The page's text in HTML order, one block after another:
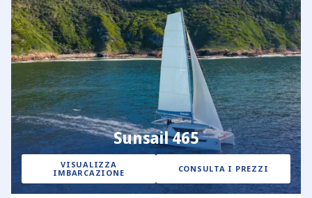
Sunsail 465
VISUALIZZA
IMBARCAZIONE
CONSULTA I PREZZI